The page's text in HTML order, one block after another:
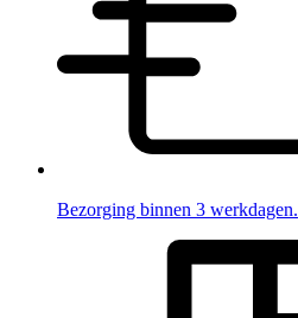
Bezorging binnen 3 werkdagen.